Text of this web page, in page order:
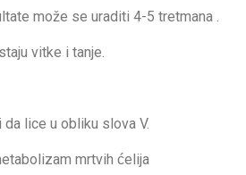
može se uraditi 4-5 tretmana .
vitke i tanje.
lice u obliku slova V.
mrtvih ćelija